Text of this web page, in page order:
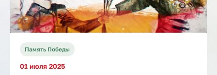
Память Победы
01 июля 2025